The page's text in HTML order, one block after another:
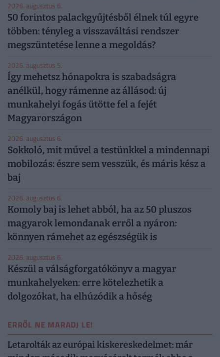
2026. augusztus 6.
50 forintos palackgyűjtésből élnek túl egyre
többen: tényleg a visszaváltási rendszer
megszüntetése lenne a megoldás?
2026. augusztus 5.
Így mehetsz hónapokra is szabadságra
anélkül, hogy rámenne az állásod: új
munkahelyi fogás ütötte fel a fejét
Magyarországon
2026. augusztus 6.
Sokkoló, mit művel a testünkkel a mindennapi
mobilozás: észre sem vesszük, és máris kész a
baj
2026. augusztus 6.
Komoly baj is lehet abból, ha az 50 pluszos
magyarok lemondanak erről a nyáron:
könnyen rámehet az egészségük is
2026. augusztus 6.
Készül a válságforgatókönyv a magyar
munkahelyeken: erre kötelezhetik a
dolgozókat, ha elhúzódik a hőség
ERRŐL NE MARADJ LE!
Letarolták az európai kiskereskedelmet: már